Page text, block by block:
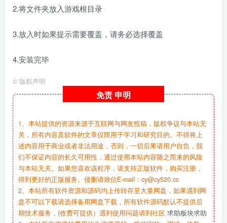
2.将文件夹放入游戏根目录
3.放入时如果提示需要覆盖，请务必选择覆盖
4.安装完毕
© 版权声明
免责 申明
1、本站提供的资源来源于互联网与网友投稿，版权争议与本站无
关，所有内容及软件的文章仅限用于学习和研究目的。不得将上
述内容用于商业或者非法用途，否则，一切后果请用户自负，我
们不保证内容的长久可用性，通过使用本站内容随之而来的风险
与本站无关。如果您喜欢该程序，请支持正版软件，购买注册，
得到更好的正版服务。侵删请致信E-mail：cy@cy520.cc
2、本站所有软件资源和源码均上传转存至大量网盘，如果遇到网
盘不可以下载请选择备用网盘下载，所有软件源码默认不提供后
期技术服务，(收费可提供）遇到使用问题请到社区 求助板块求助